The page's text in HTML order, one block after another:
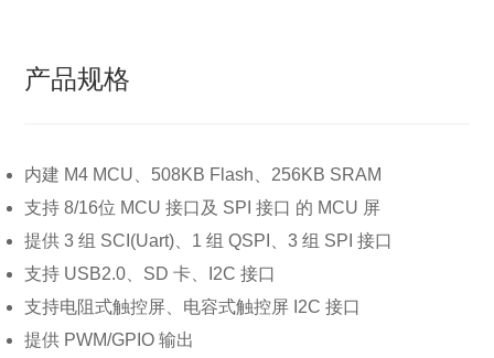
产品规格
内建 M4 MCU、508KB Flash、256KB SRAM
支持 8/16位 MCU 接口及 SPI 接口 的 MCU 屏
提供 3 组 SCI(Uart)、1 组 QSPI、3 组 SPI 接口
支持 USB2.0、SD 卡、I2C 接口
支持电阻式触控屏、电容式触控屏 I2C 接口
提供 PWM/GPIO 输出